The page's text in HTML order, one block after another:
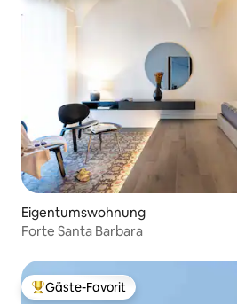
Eigentumswohnung
Forte Santa Barbara
Beliebter Gäste-Favorit.
Gäste-Favorit